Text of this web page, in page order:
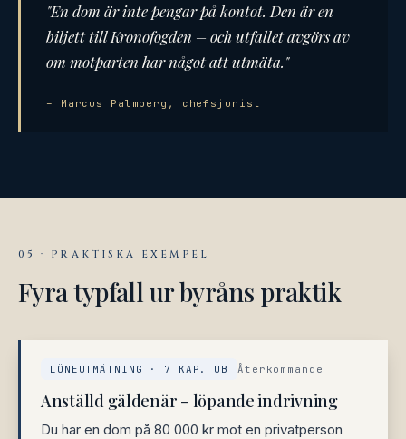
"En dom är inte pengar på kontot. Den är en
biljett till Kronofogden – och utfallet avgörs av
om motparten har något att utmäta."
– Marcus Palmberg, chefsjurist
05 · PRAKTISKA EXEMPEL
Fyra typfall ur byråns praktik
LÖNEUTMÄTNING · 7 KAP. UB Återkommande
Anställd gäldenär – löpande indrivning
Du har en dom på 80 000 kr mot en privatperson